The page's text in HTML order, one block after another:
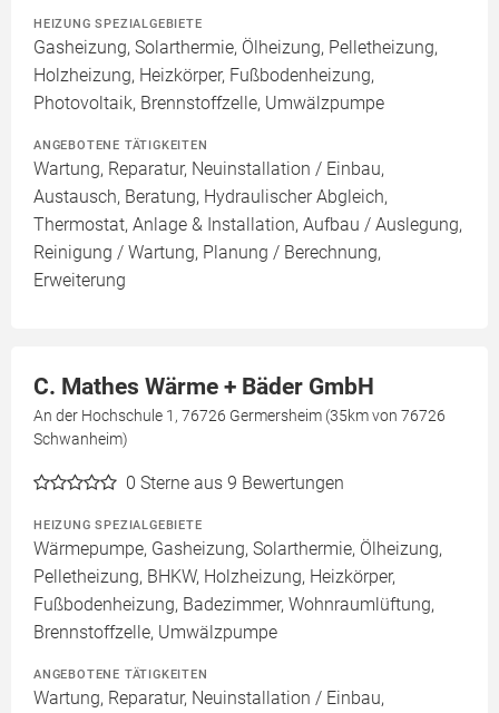
HEIZUNG SPEZIALGEBIETE
Gasheizung, Solarthermie, Ölheizung, Pelletheizung,
Holzheizung, Heizkörper, Fußbodenheizung,
Photovoltaik, Brennstoffzelle, Umwälzpumpe
ANGEBOTENE TÄTIGKEITEN
Wartung, Reparatur, Neuinstallation / Einbau,
Austausch, Beratung, Hydraulischer Abgleich,
Thermostat, Anlage & Installation, Aufbau / Auslegung,
Reinigung / Wartung, Planung / Berechnung,
Erweiterung
C. Mathes Wärme + Bäder GmbH
An der Hochschule 1, 76726 Germersheim (35km von 76726
Schwanheim)
0 Sterne aus 9 Bewertungen
HEIZUNG SPEZIALGEBIETE
Wärmepumpe, Gasheizung, Solarthermie, Ölheizung,
Pelletheizung, BHKW, Holzheizung, Heizkörper,
Fußbodenheizung, Badezimmer, Wohnraumlüftung,
Brennstoffzelle, Umwälzpumpe
ANGEBOTENE TÄTIGKEITEN
Wartung, Reparatur, Neuinstallation / Einbau,